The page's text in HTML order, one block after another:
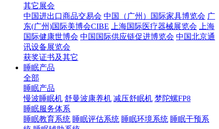
其它展会
中国进出口商品交易会 中国（广州）国际家具博览会 广
东(广州)国际美博会CIBE
上海国际医疗器械展览会
上海
国际健康世博会 中国国际供应链促进博览会 中国北京通
讯设备展览会
获奖证书及其它
睡眠产品
全部
睡眠产品
慢波睡眠机 舒曼波康养机 减压舒眠机 梦陀螺FP8
睡眠服务体系
睡眠教育系统 睡眠评估系统 睡眠环境系统 睡眠干预系